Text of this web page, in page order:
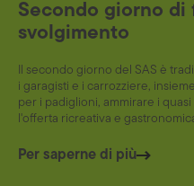
Secondo giorno di
svolgimento
Il secondo giorno del SAS è
i garagisti e i carrozziere,
per i padiglioni, ammirare i
l'offerta ricreativa e
Per saperne di più